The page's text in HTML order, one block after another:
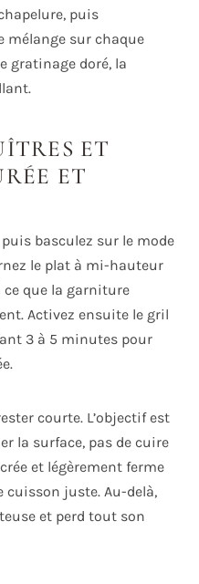
puis
mélange sur chaque
gratinage doré, la
ET
ET
basculez sur le mode
le plat à mi-hauteur
ce que la garniture
Activez ensuite le gril
3 à 5 minutes pour
courte. L’objectif est
la surface, pas de cuire
et légèrement ferme
cuisson juste. Au-delà,
et perd tout son